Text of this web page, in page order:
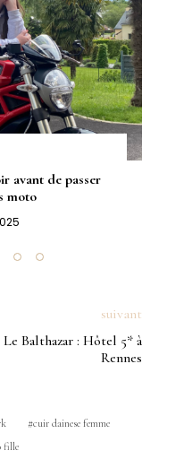
avant de passer
moto
suivant
Le Balthazar : Hôtel 5* à
Rennes
cuir dainese femme
fille